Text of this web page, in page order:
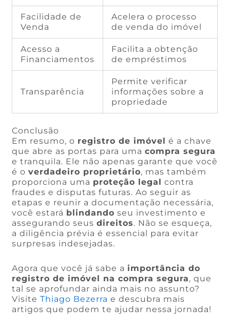
Facilidade de
Venda
Acelera o processo
de venda do imóvel
Acesso a
Financiamentos
Facilita a obtenção
de empréstimos
Transparência
Permite verificar
informações sobre a
propriedade
Conclusão
Em resumo, o registro de imóvel é a chave
que abre as portas para umacompra segura
e tranquila. Ele não apenas garante que você
é overdadeiro proprietário, mas também
proporciona uma proteção legal contra
fraudes e disputas futuras. Ao seguir as
etapas e reunir a documentação necessária,
você estará blindando seu investimento e
assegurando seusdireitos. Não se esqueça,
a diligência prévia é essencial para evitar
surpresas indesejadas.
Agora que você já sabe a importância do
registro de imóvel na compra segura, que
tal se aprofundar ainda mais no assunto?
VisiteThiago Bezerra e descubra mais
artigos que podem te ajudar nessa jornada!